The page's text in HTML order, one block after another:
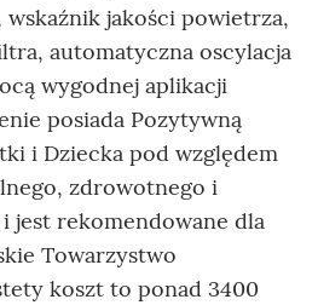
jakości powietrza,
automatyczna oscylacja
wygodnej aplikacji
posiada Pozytywną
i Dziecka pod względem
zdrowotnego i
jest rekomendowane dla
Towarzystwo
koszt to ponad 3400